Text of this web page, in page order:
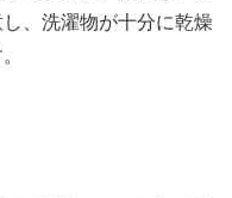
、洗濯物が十分に乾燥